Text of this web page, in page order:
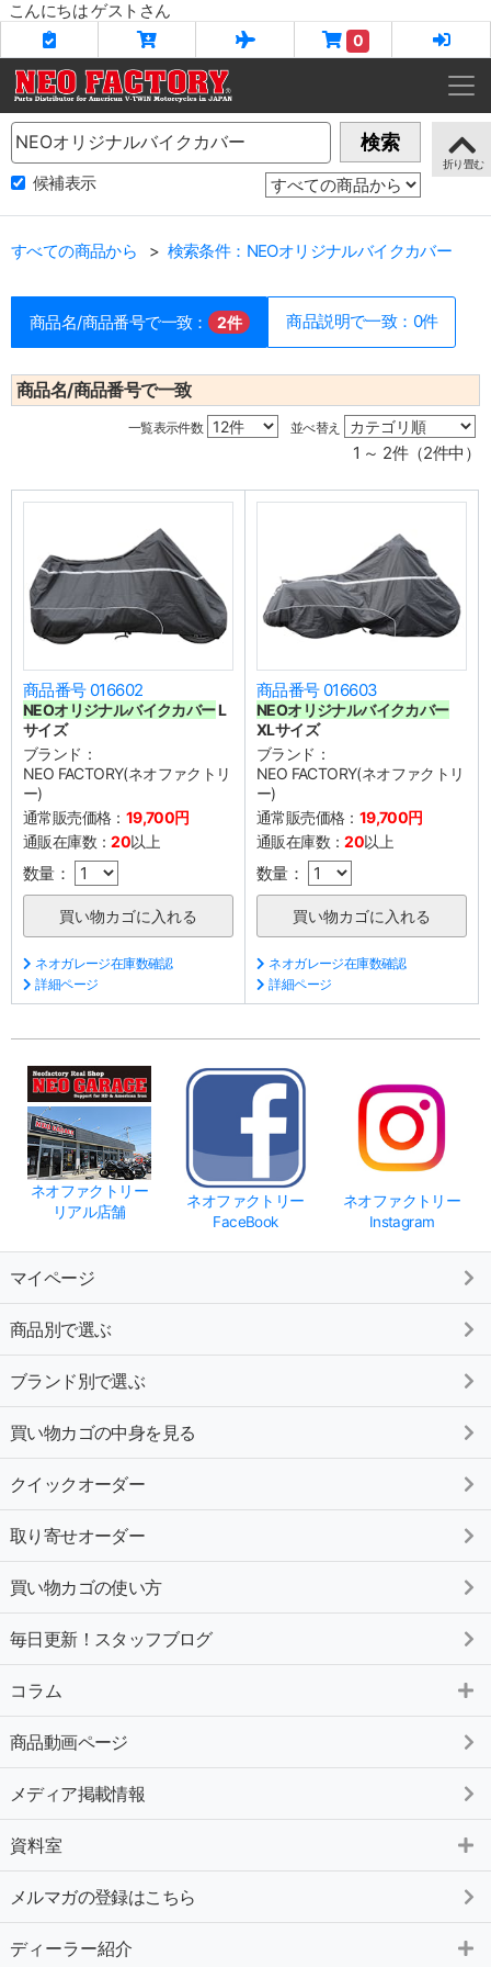
こんにちは ゲストさん
0
Name 検索
候補表示
すべての商品から 検索条件：NEOオリジナルバイクカバー
商品名/商品番号で一致： 2件 商品説明で一致：0件
商品名/商品番号で一致
一覧表示件数 並べ替え
1 ～ 2件（2件中）
商品番号 016602
NEOオリジナルバイクカバーL
サイズ
ブランド：
NEO FACTORY(ネオファクトリ
ー)
通常販売価格： 19,700円
通販在庫数：20以上
数量：
ネオガレージ在庫数確認
詳細ページ
商品番号 016603
NEOオリジナルバイクカバー
XLサイズ
ブランド：
NEO FACTORY(ネオファクトリ
ー)
通常販売価格： 19,700円
通販在庫数：20以上
数量：
ネオガレージ在庫数確認
詳細ページ
ネオファクトリー
リアル店舗
ネオファクトリー
FaceBook
ネオファクトリー
Instagram
マイページ
商品別で選ぶ
ブランド別で選ぶ
買い物カゴの中身を見る
クイックオーダー
取り寄せオーダー
買い物カゴの使い方
毎日更新！スタッフブログ
コラム
商品動画ページ
メディア掲載情報
資料室
メルマガの登録はこちら
ディーラー紹介